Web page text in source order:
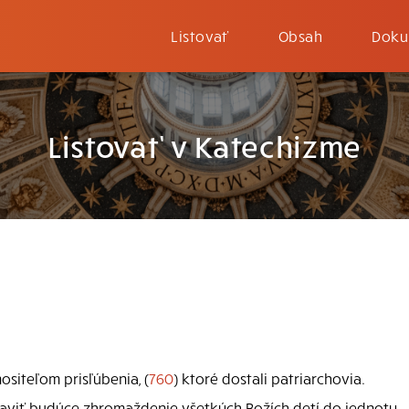
Listovať Obsah
Listovať v Katechizme
prisľúbenia, (760) ktoré dostali patriarchovia.